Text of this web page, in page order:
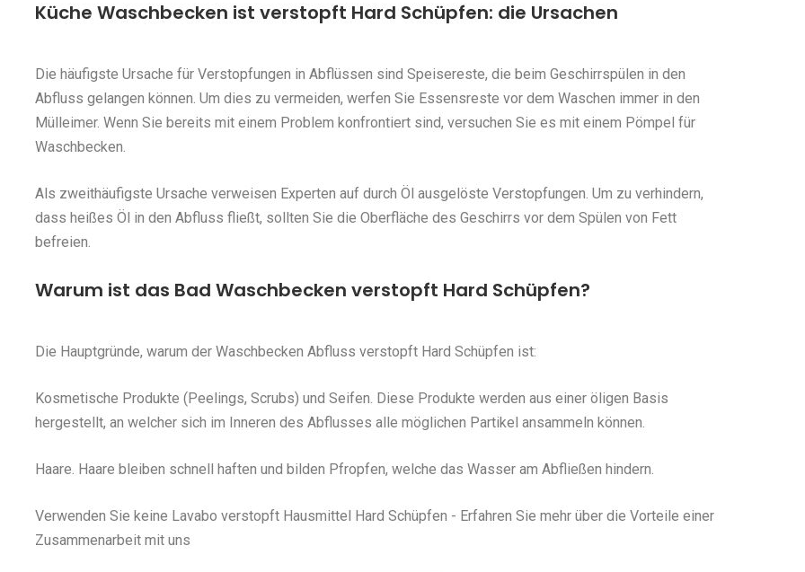
Küche Waschbecken ist verstopft Hard Schüpfen: die Ursachen
Die häufigste Ursache für Verstopfungen in Abflüssen sind Speisereste, die beim Geschirrspülen in den
Abfluss gelangen können. Um dies zu vermeiden, werfen Sie Essensreste vor dem Waschen immer in den
Mülleimer. Wenn Sie bereits mit einem Problem konfrontiert sind, versuchen Sie es mit einem Pömpel für
Waschbecken.
Als zweithäufigste Ursache verweisen Experten auf durch Öl ausgelöste Verstopfungen. Um zu verhindern,
dass heißes Öl in den Abfluss fließt, sollten Sie die Oberfläche des Geschirrs vor dem Spülen von Fett
befreien.
Warum ist das Bad Waschbecken verstopft Hard Schüpfen?
Die Hauptgründe, warum der Waschbecken Abfluss verstopft Hard Schüpfen ist:
Kosmetische Produkte (Peelings, Scrubs) und Seifen. Diese Produkte werden aus einer öligen Basis
hergestellt, an welcher sich im Inneren des Abflusses alle möglichen Partikel ansammeln können.
Haare. Haare bleiben schnell haften und bilden Pfropfen, welche das Wasser am Abfließen hindern.
Verwenden Sie keine Lavabo verstopft Hausmittel Hard Schüpfen - Erfahren Sie mehr über die Vorteile einer
Zusammenarbeit mit uns